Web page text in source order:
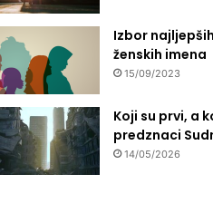
Izbor
ženskih imena
15/09/2023
Koji su prvi, a
predznaci
14/05/2026